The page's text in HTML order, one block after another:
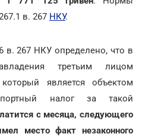
в. 267 НКУ.
в. 267 НКУ определено, что в
третьим лицом
является объектом
налог за такой
с месяца, следующего
место факт незаконного